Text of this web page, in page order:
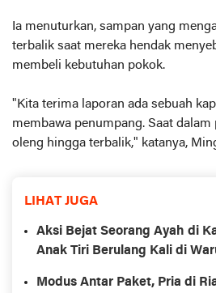
Ia menuturkan, sampan yang
terbalik saat mereka hendak
membeli kebutuhan pokok.
"Kita terima laporan ada sebuah
membawa penumpang. Saat dalam
oleng hingga terbalik," katanya,
LIHAT JUGA
Aksi Bejat Seorang Ayah di
Anak Tiri Berulang Kali di
Modus Antar Paket, Pria di